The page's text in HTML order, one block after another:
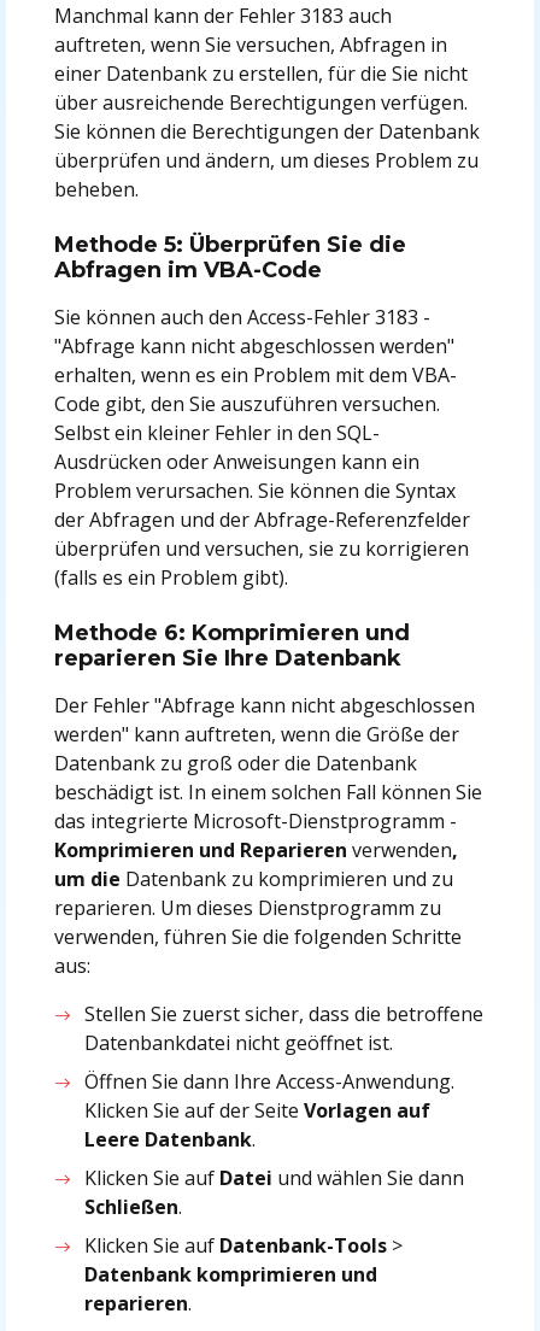
Manchmal kann der Fehler 3183 auch
auftreten, wenn Sie versuchen, Abfragen in
einer Datenbank zu erstellen, für die Sie nicht
über ausreichende Berechtigungen verfügen.
Sie können die Berechtigungen der Datenbank
überprüfen und ändern, um dieses Problem zu
beheben.
Methode 5: Überprüfen Sie die
Abfragen im VBA-Code
Sie können auch den Access-Fehler 3183 -
"Abfrage kann nicht abgeschlossen werden"
erhalten, wenn es ein Problem mit dem VBA-
Code gibt, den Sie auszuführen versuchen.
Selbst ein kleiner Fehler in den SQL-
Ausdrücken oder Anweisungen kann ein
Problem verursachen. Sie können die Syntax
der Abfragen und der Abfrage-Referenzfelder
überprüfen und versuchen, sie zu korrigieren
(falls es ein Problem gibt).
Methode 6: Komprimieren und
reparieren Sie Ihre Datenbank
Der Fehler "Abfrage kann nicht abgeschlossen
werden" kann auftreten, wenn die Größe der
Datenbank zu groß oder die Datenbank
beschädigt ist. In einem solchen Fall können Sie
das integrierte Microsoft-Dienstprogramm -
Komprimieren und Reparieren verwenden,
um die Datenbank zu komprimieren und zu
reparieren. Um dieses Dienstprogramm zu
verwenden, führen Sie die folgenden Schritte
aus:
Stellen Sie zuerst sicher, dass die betroffene
Datenbankdatei nicht geöffnet ist.
Öffnen Sie dann Ihre Access-Anwendung.
Klicken Sie auf der SeiteVorlagen auf
Leere Datenbank.
Klicken Sie auf Datei und wählen Sie dann
Schließen.
Klicken Sie auf Datenbank-Tools >
Datenbank komprimieren und
reparieren.